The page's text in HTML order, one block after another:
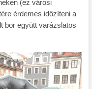
(ez városi
érdemes időzíteni a
bor együtt varázslatos